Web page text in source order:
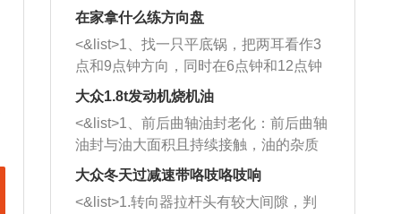
者是细棍，直接将杂物给取出来，如果
堵塞情况比较严重，也可以采取应急措
施。 <&list>2、直接利用木棍将所有的
杂物推到排气管里面的位置处，然后将
三元催化器拆解开，就可以将堵塞的东
西取出来。但如果是因为积碳过多引起
的堵塞，就需要将三元催化器泡在草酸
洗剂对堵塞的情况得到解决，将清洗剂
放在燃油箱中，与燃油混合后，车辆启
在家拿什么练方向盘
<&list>1、找一只平底锅，把两耳看作3
点和9点钟方向，同时在6点钟和12点钟
方向做一个标记。 <&list>2、双手握住
一圈半的练习，往右同样也要打相同的
圈数。 <&list>3、最后强调要反复练
习，这样就可以形成肌肉记忆，在真实
驾驶车辆时，不需要记忆也能打好方
大众1.8t发动机烧机油
<&list>1、前后曲轴油封老化：前后曲轴
油封与油大面积且持续接触，油的杂质
和发动机内持续温度变化使其密封效果
逐渐减弱，导致渗油或漏油。<&list>2、
活塞间隙过大：积碳会使活塞环与缸体
大众冬天过减速带咯吱咯吱响
<&list>1.转向器拉杆头有较大间隙，判